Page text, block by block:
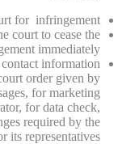
for infringement.
court to cease the
immediately.
information
order given by
for marketing
for data check,
required by the
its representatives.